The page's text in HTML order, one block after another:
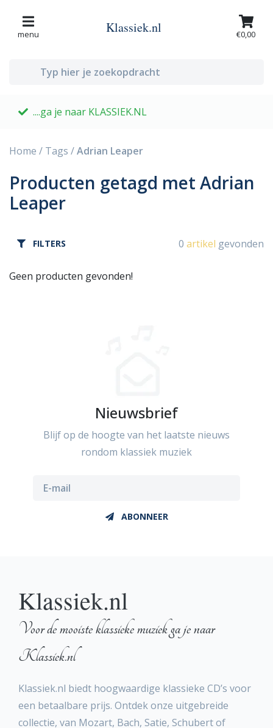
menu Klassiek.nl €0,00
....ga je naar KLASSIEK.NL
Home / Tags /Adrian Leaper
Producten getagd met Adrian
Leaper
FILTERS 0 artikel gevonden
Geen producten gevonden!
Nieuwsbrief
Blijf op de hoogte van het laatste nieuws
rondom klassiek muziek
ABONNEER
Klassiek.nl
Voor de mooiste klassieke muziek ga je naar
Klassiek.nl
Klassiek.nl biedt hoogwaardige klassieke CD’s voor
een betaalbare prijs. Ontdek onze uitgebreide
collectie, van Mozart, Bach, Satie, Schubert of